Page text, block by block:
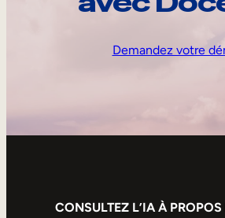
Demandez votre
CONSULTEZ L’IA À